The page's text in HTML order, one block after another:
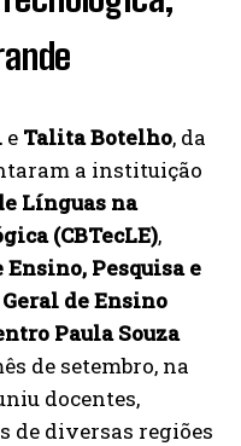
e Talita Botelho, da
a instituição
Línguas na
(CBTecLE),
Pesquisa e
de Ensino
Paula Souza
de setembro, na
docentes,
de diversas regiões